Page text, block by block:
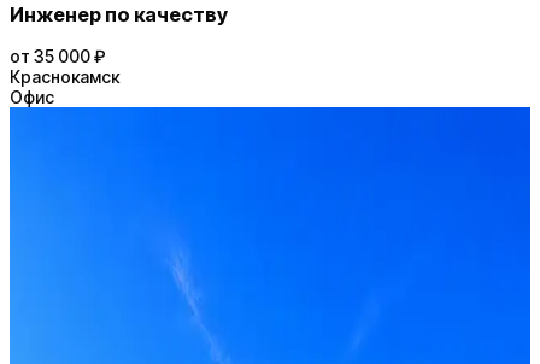
Инженер по качеству
от 35 000 ₽
Краснокамск
Офис